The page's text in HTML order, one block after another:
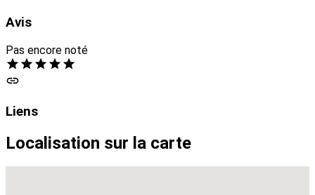
Avis
Pas encore noté
Liens
Localisation sur la carte